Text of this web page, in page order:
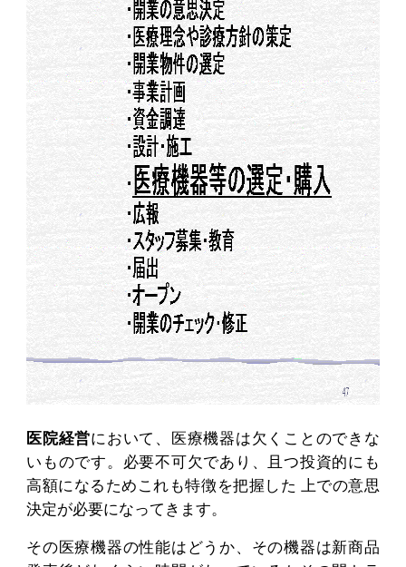
医院経営において、医療機器は欠くことのできな
いものです。必要不可欠であり、且つ投資的にも
高額になるためこれも特徴を把握した 上での意思
決定が必要になってきます。
その医療機器の性能はどうか、その機器は新商品